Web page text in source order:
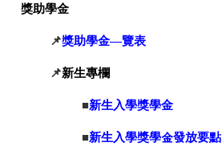
獎助學金
📌獎助學金—覽表
📌新生專欄
■新生入學獎學金
■新生入學獎學金發放要點